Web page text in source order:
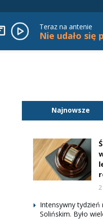
Teraz na antenie
Najnowsze
Intensywny tydzień
Solińskim. Było